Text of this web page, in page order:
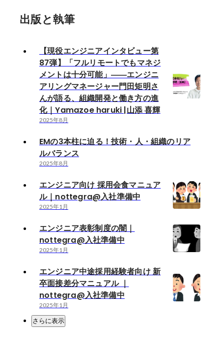
出版と執筆
【現役エンジニアインタビュー第
87弾】「フルリモートでもマネジ
メントは十分可能」――エンジニ
アリングマネージャー門田矩明さ
んが語る、組織開発と働き方の進
化｜Yamazoe haruki |山添 喜輝
2025年8月
EMの3本柱に迫る！技術・人・組織のリア
ルバランス
2025年8月
エンジニア向け 採用会食マニュア
ル｜nottegra@入社準備中
2025年1月
エンジニア表彰制度の闇｜
nottegra@入社準備中
2025年1月
エンジニア中途採用経験者向け 新
卒面接差分マニュアル ｜
nottegra@入社準備中
2025年1月
さらに表示